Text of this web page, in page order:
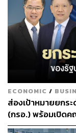
ECONOMIC /
ส่องเป้าหมายยกร
(กรอ.) พร้อมเปิด
ลงทุนใหม่